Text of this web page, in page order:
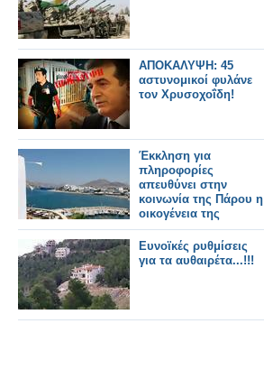
ΑΠΟΚΑΛΥΨΗ: 45
αστυνομικοί φυλάνε
τον Χρυσοχοΐδη!
Έκκληση για
πληροφορίες
απευθύνει στην
κοινωνία της Πάρου η
οικογένεια της
15χρονης
Ευνοϊκές ρυθμίσεις
για τα αυθαιρέτα...!!!